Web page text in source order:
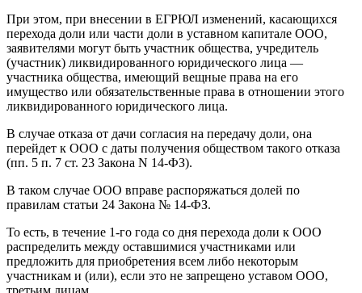
При этом, при внесении в ЕГРЮЛ изменений, касающихся
перехода доли или части доли в уставном капитале ООО,
заявителями могут быть участник общества, учредитель
(участник) ликвидированного юридического лица —
участника общества, имеющий вещные права на его
имущество или обязательственные права в отношении этого
ликвидированного юридического лица.
В случае отказа от дачи согласия на передачу доли, она
перейдет к ООО с даты получения обществом такого отказа
(пп. 5 п. 7 ст. 23 Закона N 14-ФЗ).
В таком случае ООО вправе распоряжаться долей по
правилам статьи 24 Закона № 14-ФЗ.
То есть, в течение 1-го года со дня перехода доли к ООО
распределить между оставшимися участниками или
предложить для приобретения всем либо некоторым
участникам и (или), если это не запрещено уставом ООО,
третьим лицам.